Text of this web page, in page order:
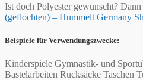
Ist doch Polyester gewünscht?
(geflochten) – Hummelt Germany
Beispiele für Verwendungszwecke:
Kinderspiele Gymnastik- und
Bastelarbeiten Rucksäcke Taschen